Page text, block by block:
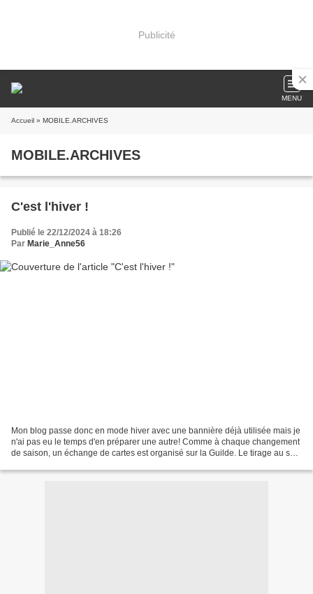
Publicité
MENU
Accueil » MOBILE.ARCHIVES
MOBILE.ARCHIVES
C'est l'hiver !
Publié le 22/12/2024 à 18:26
Par Marie_Anne56
Mon blog passe donc en mode hiver avec une bannière déjà utilisée mais je
n'ai pas eu le temps d'en préparer une autre! Comme à chaque changement
de saison, un échange de cartes est organisé sur la Guilde. Le tirage au sort